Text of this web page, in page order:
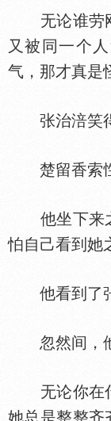
无论谁劳刚
又被同一个
气，那才真是
张治涪笑得
楚留香索
他坐下来之
怕自己看到她
他看到了张
忽然间，
无论你在什
她总是整整齐